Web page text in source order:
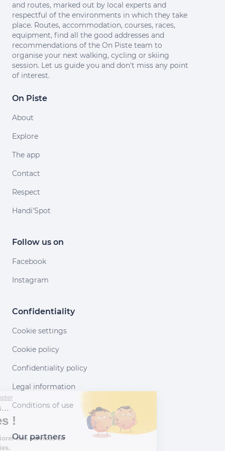
and routes, marked out by local experts and
respectful of the environments in which they take
place. Routes, accommodation, courses, races,
equipment, find all the good addresses and
recommendations of the On Piste team to
organise your next walking, cycling or skiing
session. Let us guide you and don't miss any point
of interest.
On Piste
About
Explore
The app
Contact
Respect
Handi'Spot
Follow us on
Facebook
Instagram
Confidentiality
Cookie settings
Cookie policy
Confidentiality policy
Legal information
Conditions of use
Our partners
Continuer sans accepter
Salut c'est nous...
les Cookies !
Aidez-nous à améliorer nos services en
acceptant les cookies.